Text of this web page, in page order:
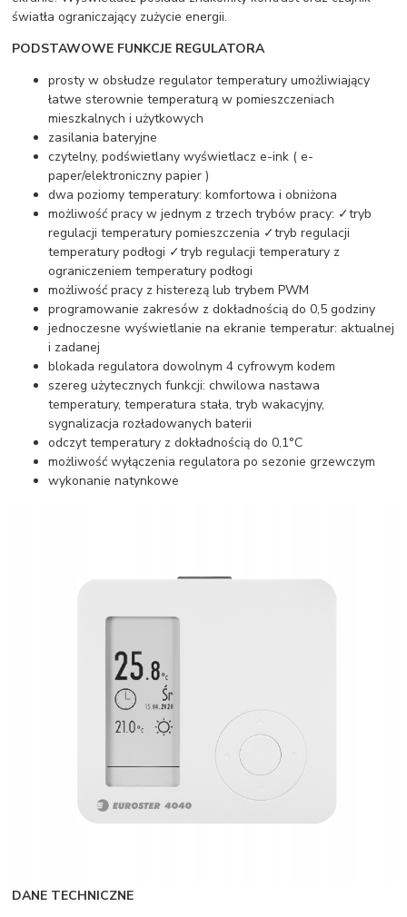
światła ograniczający zużycie energii.
PODSTAWOWE FUNKCJE REGULATORA
prosty w obsłudze regulator temperatury umożliwiający
łatwe sterownie temperaturą w pomieszczeniach
mieszkalnych i użytkowych
zasilania bateryjne
czytelny, podświetlany wyświetlacz e-ink ( e-
paper/elektroniczny papier )
dwa poziomy temperatury: komfortowa i obniżona
możliwość pracy w jednym z trzech trybów pracy: ✓tryb
regulacji temperatury pomieszczenia ✓tryb regulacji
temperatury podłogi ✓tryb regulacji temperatury z
ograniczeniem temperatury podłogi
możliwość pracy z histerezą lub trybem PWM
programowanie zakresów z dokładnością do 0,5 godziny
jednoczesne wyświetlanie na ekranie temperatur: aktualnej
i zadanej
blokada regulatora dowolnym 4 cyfrowym kodem
szereg użytecznych funkcji: chwilowa nastawa
temperatury, temperatura stała, tryb wakacyjny,
sygnalizacja rozładowanych baterii
odczyt temperatury z dokładnością do 0,1°C
możliwość wyłączenia regulatora po sezonie grzewczym
wykonanie natynkowe
DANE TECHNICZNE